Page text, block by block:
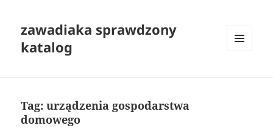
zawadiaka sprawdzony
katalog
Tag:urządzenia gospodarstwa
domowego